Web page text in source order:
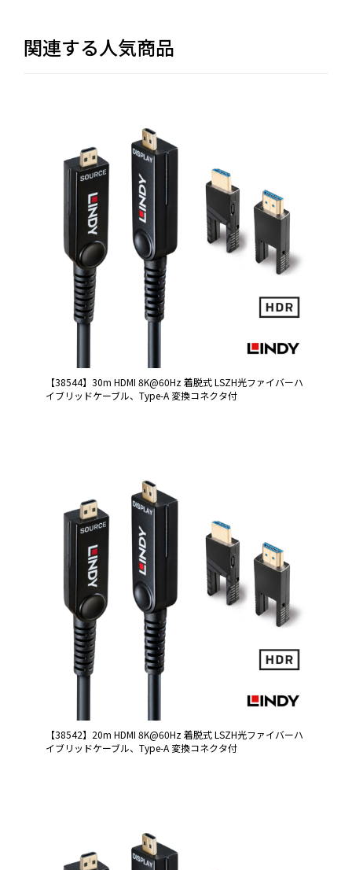
関連する人気商品
【38544】30m HDMI 8K@60Hz 着脱式 LSZH光ファイバーハ
イブリッドケーブル、Type-A 変換コネクタ付
【38542】20m HDMI 8K@60Hz 着脱式 LSZH光ファイバーハ
イブリッドケーブル、Type-A 変換コネクタ付